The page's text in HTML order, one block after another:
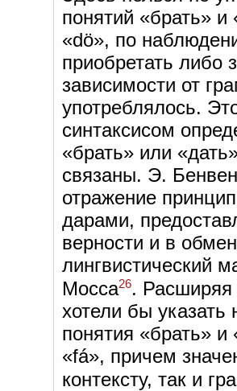
понятий «брать»
«dö», по
приобретать либо
зависимости от
употреблялось.
синтаксисом
«брать» или
связаны. Э.
отражение
дарами,
верности и в
лингвистический
Мосса26.
хотели бы указать
понятия «брать» и
«fá», причем
контексту, так и